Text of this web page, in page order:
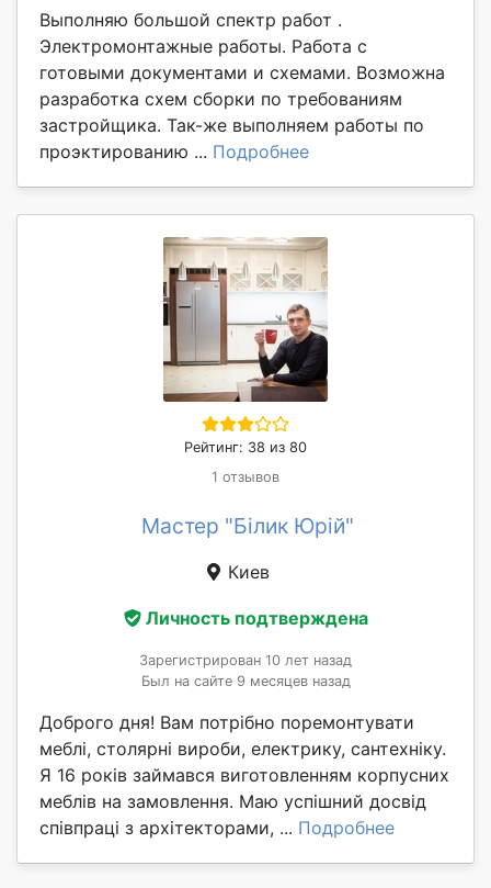
Выполняю большой спектр работ .
Электромонтажные работы. Работа с
готовыми документами и схемами. Возможна
разработка схем сборки по требованиям
застройщика. Так-же выполняем работы по
проэктированию ... Подробнее
Рейтинг: 38 из 80
1 отзывов
Мастер "Білик Юрій"
Киев
Личность подтверждена
Зарегистрирован 10 лет назад
Был на сайте 9 месяцев назад
Доброго дня! Вам потрібно поремонтувати
меблі, столярні вироби, електрику, сантехніку.
Я 16 років займався виготовленням корпусних
меблів на замовлення. Маю успішний досвід
співпраці з архітекторами, ... Подробнее